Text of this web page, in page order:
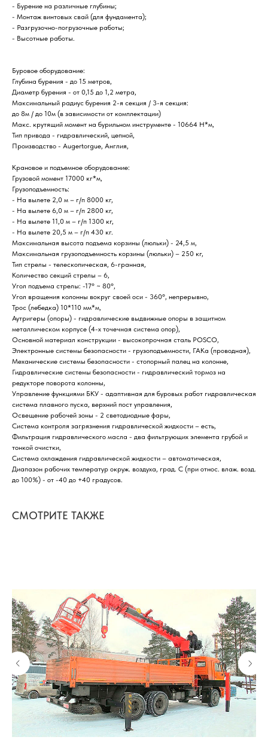
- Бурение на различные глубины;
- Монтаж винтовых свай (для фундамента);
- Разгрузочно-погрузочные работы;
- Высотные работы.
Буровое оборудование:
Глубина бурения - до 15 метров,
Диаметр бурения - от 0,15 до 1,2 метра,
Максимальный радиус бурения 2-я секция / 3-я секция:
до 8м / до 10м (в зависимости от комплектации)
Макс. крутящий момент на бурильном инструменте - 10664 Н*м,
Тип привода - гидравлический, цепной,
Производство - Augertorgue, Англия,
Крановое и подъемное оборудование:
Грузовой момент 17000 кг*м,
Грузоподъемность:
- На вылете 2,0 м – г/п 8000 кг,
- На вылете 6,0 м – г/п 2800 кг,
- На вылете 11,0 м – г/п 1300 кг,
- На вылете 20,5 м – г/п 430 кг.
Максимальная высота подъема корзины (люльки) - 24,5 м,
Максимальная грузоподъемность корзины (люльки) – 250 кг,
Тип стрелы - телескопическая, 6-гранная,
Количество секций стрелы – 6,
Угол подъема стрелы: -17° ~ 80°,
Угол вращения колонны вокруг своей оси - 360°, непрерывно,
Трос (лебедка) 10*110 мм*м,
Аутригеры (опоры) - гидравлические выдвижные опоры в защитном
металлическом корпусе (4-х точечная система опор),
Основной материал конструкции - высокопрочная сталь POSCO,
Электронные системы безопасности - грузоподъемности, ГАКа (проводная),
Механические системы безопасности - стопорный палец на колонне,
Гидравлические системы безопасности - гидравлический тормоз на
редукторе поворота колонны,
Управление функциями БКУ - адаптивная для буровых работ гидравлическая
система плавного пуска, верхний пост управления,
Освещение рабочей зоны - 2 светодиодные фары,
Система контроля загрязнения гидравлической жидкости – есть,
Фильтрация гидравлического масла - два фильтрующих элемента грубой и
тонкой очистки,
Система охлаждения гидравлической жидкости – автоматическая,
Диапазон рабочих температур окруж. воздуха, град. С (при относ. влаж. возд.
до 100%) - от -40 до +40 градусов.
СМОТРИТЕ ТАКЖЕ